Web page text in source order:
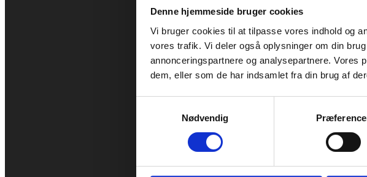
Denne hjemmeside bruger cookies
Vi bruger cookies til at tilpasse vores indhold og
vores trafik. Vi deler også oplysninger om din
annonceringspartnere og analysepartnere. Vores
dem, eller som de har indsamlet fra din brug af
Nødvendig